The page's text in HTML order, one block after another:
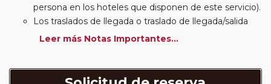
persona en los hoteles que disponen de este servicio).
Los traslados de llegada o traslado de llegada/salida
estarán incluidos según itinerario.
suplemento de media pensión (incluirá un número de
Leer más Notas Importantes...